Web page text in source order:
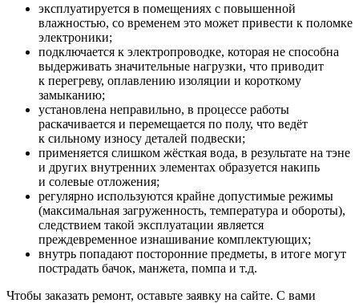
эксплуатируется в помещениях с повышенной
влажностью, со временем это может привести к поломке
электроники;
подключается к электропроводке, которая не способна
выдерживать значительные нагрузки, что приводит
к перегреву, оплавлению изоляции и короткому
замыканию;
установлена неправильно, в процессе работы
раскачивается и перемещается по полу, что ведёт
к сильному износу деталей подвески;
применяется слишком жёсткая вода, в результате на тэне
и других внутренних элементах образуется накипь
и солевые отложения;
регулярно используются крайне допустимые режимы
(максимальная загруженность, температура и обороты),
следствием такой эксплуатации является
преждевременное изнашивание комплектующих;
внутрь попадают посторонние предметы, в итоге могут
пострадать бачок, манжета, помпа и т.д.
Чтобы заказать ремонт, оставьте заявку на сайте. С вами